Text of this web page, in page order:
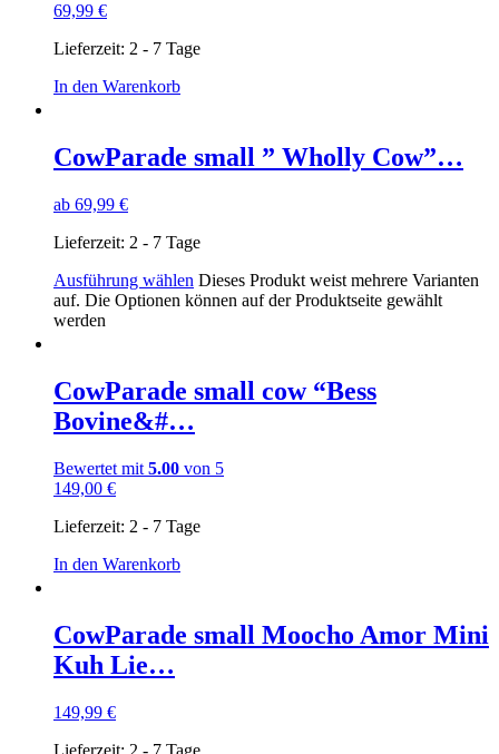
69,99 €
Lieferzeit: 2 - 7 Tage
In den Warenkorb
CowParade small ” Wholly Cow”…
ab 69,99 €
Lieferzeit: 2 - 7 Tage
Ausführung wählen Dieses Produkt weist mehrere Varianten
auf. Die Optionen können auf der Produktseite gewählt
werden
CowParade small cow “Bess
Bovine&#…
Bewertet mit 5.00 von 5
149,00 €
Lieferzeit: 2 - 7 Tage
In den Warenkorb
CowParade small Moocho Amor Mini
Kuh Lie…
149,99 €
Lieferzeit: 2 - 7 Tage